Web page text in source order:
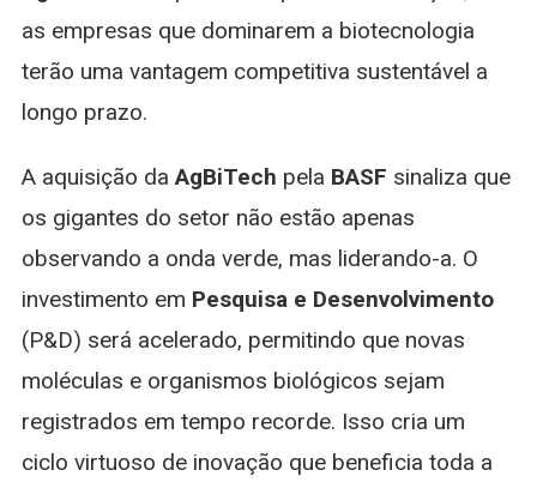
as empresas que dominarem a biotecnologia
terão uma vantagem competitiva sustentável a
longo prazo.
A aquisição daAgBiTech pela BASF sinaliza que
os gigantes do setor não estão apenas
observando a onda verde, mas liderando-a. O
investimento em Pesquisa e Desenvolvimento
(P&D) será acelerado, permitindo que novas
moléculas e organismos biológicos sejam
registrados em tempo recorde. Isso cria um
ciclo virtuoso de inovação que beneficia toda a